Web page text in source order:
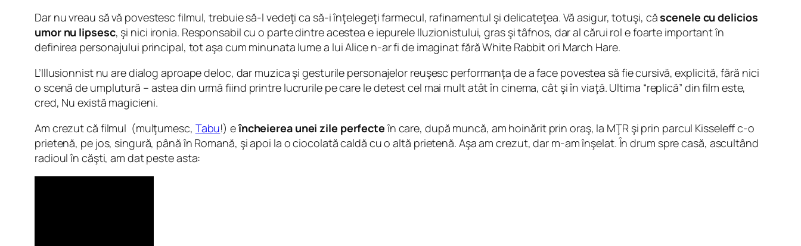
Dar nu vreau să vă povestesc filmul, trebuie să-l vedeţi ca să-i înţelegeţi farmecul, rafinamentul şi delicateţea. Vă asigur, totuşi, căscenele cu delicios
umor nu lipsesc, şi nici ironia. Responsabil cu o parte dintre acestea e iepurele Iluzionistului, gras şi tâfnos, dar al cărui rol e foarte important în
definirea personajului principal, tot aşa cum minunata lume a lui Alice n-ar fi de imaginat fără White Rabbit ori March Hare.
L’Illusionnist nu are dialog aproape deloc, dar muzica şi gesturile personajelor reuşesc performanţa de a face povestea să fie cursivă, explicită, fără nici
o scenă de umplutură – astea din urmă fiind printre lucrurile pe care le detest cel mai mult atât în cinema, cât şi în viaţă. Ultima “replică” din film este,
cred, Nu există magicieni.
Am crezut că filmul (mulţumesc, Tabu!) eîncheierea unei zile perfecteîn care, după muncă, am hoinărit prin oraş, la MŢR şi prin parcul Kisseleff c-o
prietenă, pe jos, singură, până în Romană, şi apoi la o ciocolată caldă cu o altă prietenă. Aşa am crezut, dar m-am înşelat. În drum spre casă, ascultând
radioul în căşti, am dat peste asta: